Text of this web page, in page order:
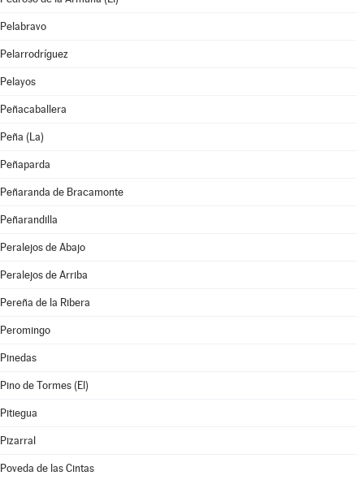
Pelabravo
Pelarrodríguez
Pelayos
Peñacaballera
Peña (La)
Peñaparda
Peñaranda de Bracamonte
Peñarandilla
Peralejos de Abajo
Peralejos de Arriba
Pereña de la Ribera
Peromingo
Pinedas
Pino de Tormes (El)
Pitiegua
Pizarral
Poveda de las Cintas